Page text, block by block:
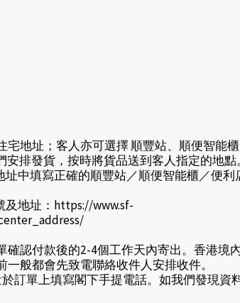
地址；客人亦可選擇 順豐站、順便智能
排發貨，按時將貨品送到客人指定的地點
中填寫正確的順豐站／順便智能櫃／便
及地址：https://www.sf-
認付款後的2-4個工作天內寄出。香港境
般都會先致電聯絡收件人安排收件。
訂單上填寫閣下手提電話。如我們發現